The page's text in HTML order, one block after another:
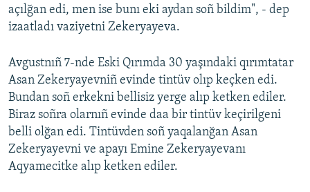
açılğan edi, men ise bunı eki aydan soñ bildim", - dep
izaatladı vaziyetni Zekeryayeva.
Avgustnıñ 7-nde Eski Qırımda 30 yaşındaki qırımtatar
Asan Zekeryayevniñ evinde tintüv olıp keçken edi.
Bundan soñ erkekni bellisiz yerge alıp ketken ediler.
Biraz soñra olarnıñ evinde daa bir tintüv keçirilgeni
belli olğan edi. Tintüvden soñ yaqalanğan Asan
Zekeryayevni ve apayı Emine Zekeryayevanı
Aqyamecitke alıp ketken ediler.